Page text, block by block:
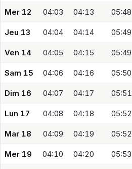
Mer 12 04:03 04:13 05:48
Jeu 13 04:04 04:14 05:49
Ven 14 04:05 04:15 05:49
Sam 15 04:06 04:16 05:50
Dim 16 04:07 04:17 05:51
Lun 17 04:08 04:18 05:52
Mar 18 04:09 04:19 05:52
Mer 19 04:10 04:20 05:53